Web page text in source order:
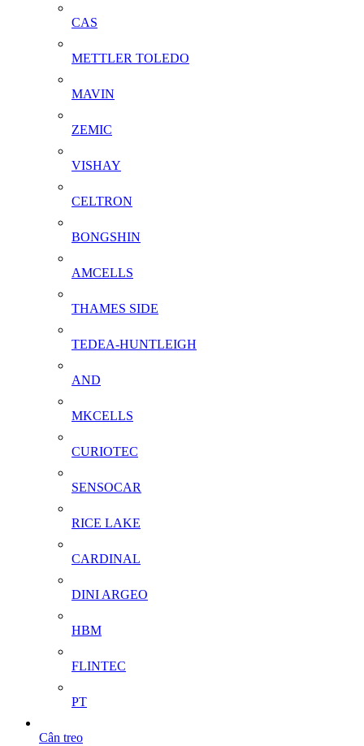
CAS
METTLER TOLEDO
MAVIN
ZEMIC
VISHAY
CELTRON
BONGSHIN
AMCELLS
THAMES SIDE
TEDEA-HUNTLEIGH
AND
MKCELLS
CURIOTEC
SENSOCAR
RICE LAKE
CARDINAL
DINI ARGEO
HBM
FLINTEC
PT
Cân treo